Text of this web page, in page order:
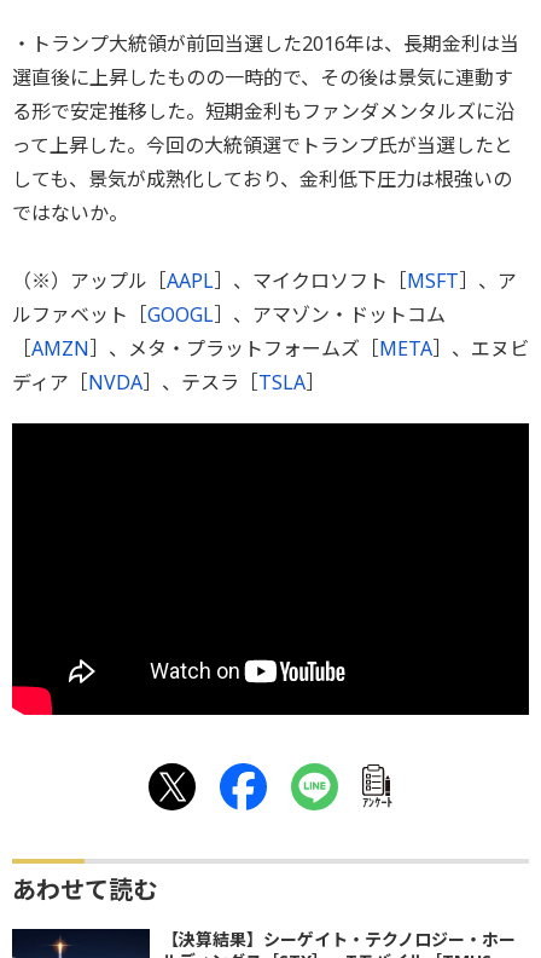
・トランプ大統領が前回当選した2016年は、長期金利は当
選直後に上昇したものの一時的で、その後は景気に連動す
る形で安定推移した。短期金利もファンダメンタルズに沿
って上昇した。今回の大統領選でトランプ氏が当選したと
しても、景気が成熟化しており、金利低下圧力は根強いの
ではないか。
（※）アップル［AAPL］、マイクロソフト［MSFT］、ア
ルファベット［GOOGL］、アマゾン・ドットコム
［AMZN］、メタ・プラットフォームズ［META］、エヌビ
ディア［NVDA］、テスラ［TSLA］
ｱﾝｹｰﾄ
あわせて読む
【決算結果】シーゲイト・テクノロジー・ホー